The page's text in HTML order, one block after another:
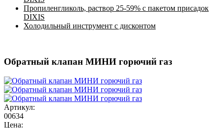
Пропиленгликоль, раствор 25-59% с пакетом присадок
DIXIS
Холодильный инструмент с дисконтом
Обратный клапан МИНИ горючий газ
Артикул:
00634
Цена: